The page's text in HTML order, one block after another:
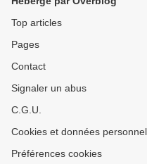
Top articles
Pages
Contact
Signaler un abus
C.G.U.
Cookies et données
Préférences cookies